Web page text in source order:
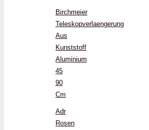
Birchmeier
Teleskopverlaengerung
Aus
Kunststoff
Aluminium
45
90
Cm
Adr
Rosen